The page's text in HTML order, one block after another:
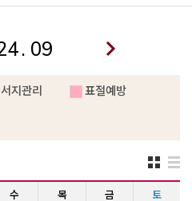
.
서지관리 표절예방
수 목 금 토